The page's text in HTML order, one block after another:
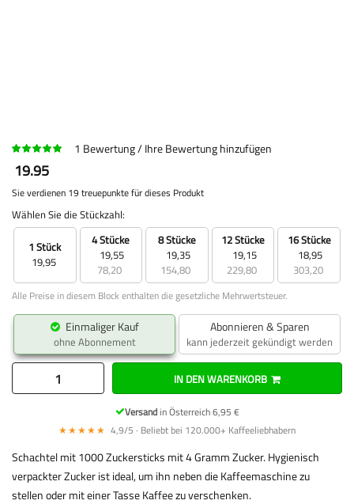
1 Bewertung Ihre Bewertung hinzufügen
19.95
Sie verdienen 19 treuepunkte für dieses Produkt
Wählen Sie die Stückzahl:
1 Stück
19,95
4 Stücke
19,55
78,20
8 Stücke
19,35
154,80
12 Stücke
19,15
229,80
16 Stücke
18,95
303,20
Alle Preise in diesem Block enthalten die gesetzliche Mehrwertsteuer.
Einmaliger Kauf
ohne Abonnement
Abonnieren & Sparen
kann jederzeit gekündigt werden
IN DEN WARENKORB
Versandin Österreich 6,95 €
★★★★★ 4,9/5 · Beliebt bei 120.000+ Kaffeeliebhabern
Schachtel mit 1000 Zuckersticks mit 4 Gramm Zucker. Hygienisch
verpackter Zucker ist ideal, um ihn neben die Kaffeemaschine zu
stellen oder mit einer Tasse Kaffee zu verschenken.